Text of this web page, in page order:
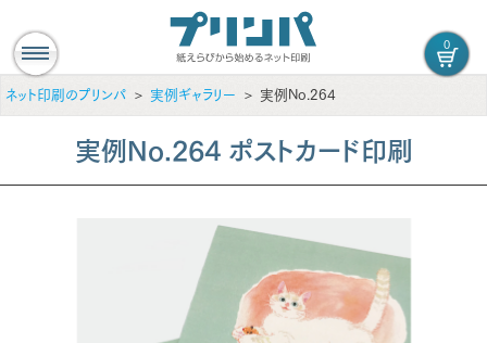
0
ネット印刷のプリンパ 実例ギャラリー 実例No.264
実例No.264 ポストカード印刷